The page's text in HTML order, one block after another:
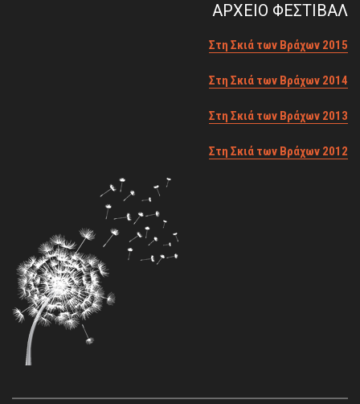
ΑΡΧΕΙΟ ΦΕΣΤΙΒΑΛ
Στη Σκιά των Βράχων 2015
Στη Σκιά των Βράχων 2014
Στη Σκιά των Βράχων 2013
Στη Σκιά των Βράχων 2012